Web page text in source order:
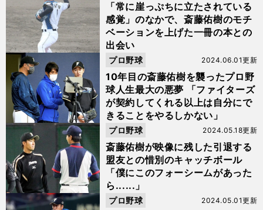
「常に崖っぷちに立たされている
感覚」のなかで、斎藤佑樹のモチ
ベーションを上げた一冊の本との
出会い
10年目の斎藤佑樹を襲ったプロ野
球人生最大の悪夢 「ファイターズ
が契約してくれる以上は自分にで
きることをやるしかない」
2024.06.01更新
プロ野球
斎藤佑樹が映像に残した引退する
盟友との惜別のキャッチボール
「僕にこのフォーシームがあった
ら......」
2024.05.18更新
プロ野球
2024.05.01更新
プロ野球